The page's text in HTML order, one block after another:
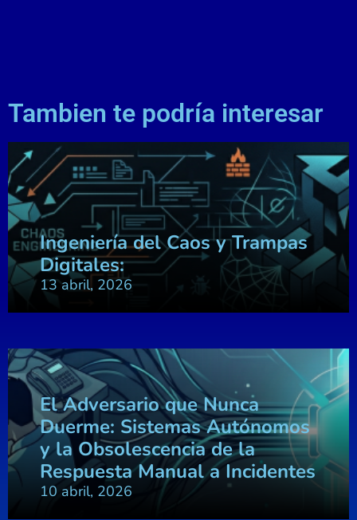
Tambien te podría interesar
Ingeniería del Caos y Trampas
Digitales:
13 abril, 2026
El Adversario que Nunca
Duerme: Sistemas Autónomos
y la Obsolescencia de la
Respuesta Manual a Incidentes
10 abril, 2026
¿Conoces el Grupo
Lazarus?